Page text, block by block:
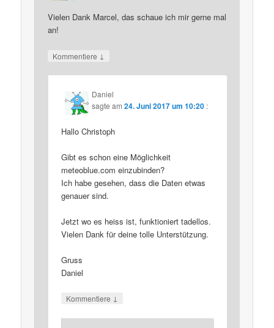
Vielen Dank Marcel, das schaue ich mir gerne mal
an!
Kommentiere ↓
Daniel
sagte am24. Juni 2017 um 10:20 :
Hallo Christoph
Gibt es schon eine Möglichkeit
meteoblue.com einzubinden?
Ich habe gesehen, dass die Daten etwas
genauer sind.
Jetzt wo es heiss ist, funktioniert tadellos.
Vielen Dank für deine tolle Unterstützung.
Gruss
Daniel
Kommentiere ↓